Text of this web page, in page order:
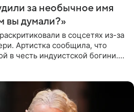
за необычное имя
вы думали?»
в соцсетях из-за
Артистка сообщила, что
в честь индуистской богини.